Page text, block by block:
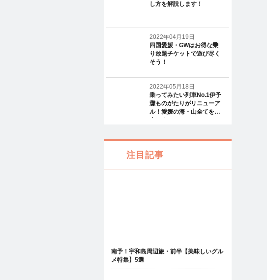
し方を解説します！
2022年04月19日
四国愛媛・GWはお得な乗
り放題チケットで遊び尽く
そう！
2022年05月18日
乗ってみたい列車No.1伊予
灘ものがたりがリニューア
ル！愛媛の海・山全てを一
注目記事
南予！宇和島周辺旅・前半【美味しいグル
メ特集】5選